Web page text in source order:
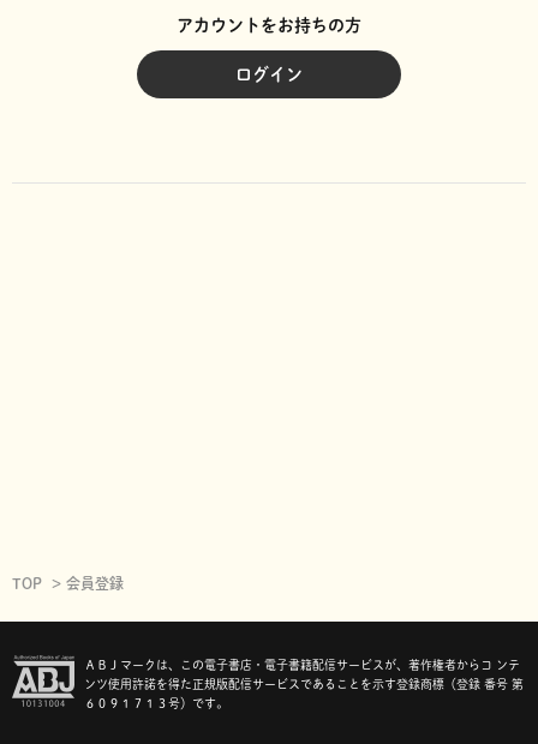
アカウントをお持ちの方
ログイン
TOP 会員登録
ＡＢＪマークは、この電子書店・電子書籍配信サービスが、著作権者からコ ンテ
ンツ使用許諾を得た正規版配信サービスであることを示す登録商標（登録 番号 第
６０９１７１３号）です。